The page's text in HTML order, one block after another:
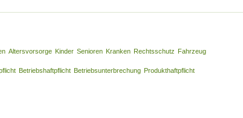
Altersvorsorge Kinder Senioren Kranken Rechtsschutz
Fahrzeug
Betriebshaftpflicht Betriebsunterbrechung Produkthaftpflicht